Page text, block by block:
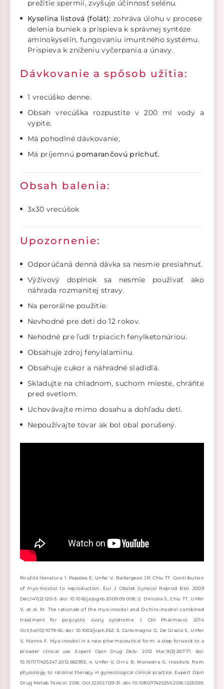
prežitie spermií, zvyšuje účinnosť selénu.
Kyselina listová (folát): zohráva úlohu v procese
delenia buniek a prispieva k správnej syntéze
aminokyselín, fungovaniu imuntného systému.
Prispieva k zníženiu vyčerpania a únavy.
Dávkovanie a spôsob užitia:
1 vrecúško denne.
Obsah vrecúška rozpustite v 200 ml vody a
vypite.
Má pohodlné dávkovanie,
Má príjemnú pomarančovú príchuť.
Obsah balenia:
3x30 vrecúšok
Upozornenie:
Odporúčaná denná dávka sa nesmie presiahnuť.
Výživový doplnok sa nesmie používať ako
náhrada rozmanitej stravy.
Na perorálne použitie.
Nevhodné pre deti do 12 rokov.
Nehodné pre ľudí trpiacich fenylketonúriou.
Obsahuje zdroj fenylalaminu.
Obsahuje cukor a náhradné sladidlá.
Skladujte na chladnom, suchom mieste, chráňte
pred svetlom.
Uchovávajte mimo dosahu a dohľadu detí.
Nepoužívajte tovar ak bol obal porušený.
Použitá literatúra:1. Papaleo E, Unfer V, Baillargeon JP, Chiu TT. Contribution
of myo-inositol to reproduction. Eur J Obstet Gynecol Reprod Biol. 2009
Dec;147(2):120-3. doi: 10.1016/j.ejogrb.2009.09.008; 2. Dinicola S, Chiu TT, Unfer
V, et al. M. The rationale of the myo-inositol and D-chiro-inositol combined
treatment for polycystic ovary syndrome. J Clin Pharmacol. 2014
Oct;54(10):1079-92. doi: 10.1002/jcph.362; 3. Carlomagno G, De Grazia S, Unfer
V, Manna F. Myo-inositol in a new pharmaceutical form: a step forward to a
broader clinical use. Expert Opin Drug Deliv. 2012 Mar;9(3):267-71. doi:
10.1517/17425247.2012.662953; 4. Unfer V, Orrù B, Monastra G. Inositols: from
physiology to rational therapy in gynecological clinical practice. Expert Opin
Drug Metab Toxicol. 2016. Oct;12(10):1129-31. doi: 10.1080/17425255.2016.1225039;